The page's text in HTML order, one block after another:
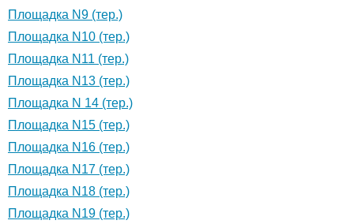
Площадка N9 (тер.)
Площадка N10 (тер.)
Площадка N11 (тер.)
Площадка N13 (тер.)
Площадка N 14 (тер.)
Площадка N15 (тер.)
Площадка N16 (тер.)
Площадка N17 (тер.)
Площадка N18 (тер.)
Площадка N19 (тер.)